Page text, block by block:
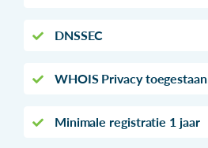
DNSSEC
WHOIS Privacy toegestaan
Minimale registratie 1 jaar